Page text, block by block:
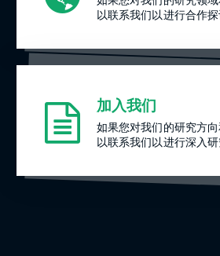
以联系我们以进行合作探
加入我们
如果您对我们的研究方
以联系我们以进行深入研